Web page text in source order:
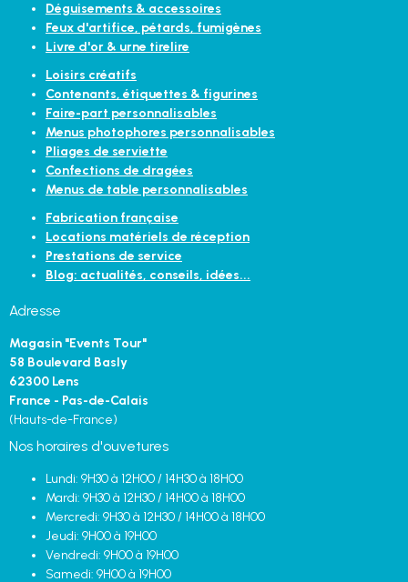
Déguisements & accessoires
Feux d'artifice, pétards, fumigènes
Livre d'or & urne tirelire
Loisirs créatifs
Contenants, étiquettes & figurines
Faire-part personnalisables
Menus photophores personnalisables
Pliages de serviette
Confections de dragées
Menus de table personnalisables
Fabrication française
Locations matériels de réception
Prestations de service
Blog: actualités, conseils, idées...
Adresse
Magasin "Events Tour"
58 Boulevard Basly
62300 Lens
France - Pas-de-Calais
(Hauts-de-France)
Nos horaires d'ouvetures
Lundi: 9H30 à 12H00 / 14H30 à 18H00
Mardi: 9H30 à 12H30 / 14H00 à 18H00
Mercredi: 9H30 à 12H30 / 14H00 à 18H00
Jeudi: 9H00 à 19H00
Vendredi: 9H00 à 19H00
Samedi: 9H00 à 19H00